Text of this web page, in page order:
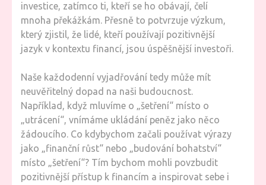
investice, zatímco ti, kteří se ho obávají, čelí
mnoha překážkám. Přesně to potvrzuje výzkum,
který zjistil, že lidé, kteří používají pozitivnější
jazyk v kontextu financí, jsou úspěšnější investoři.
Naše každodenní vyjadřování tedy může mít
neuvěřitelný dopad na naši budoucnost.
Například, když mluvíme o „šetření“ místo o
„utrácení“, vnímáme ukládání peněz jako něco
žádoucího. Co kdybychom začali používat výrazy
jako „finanční růst“ nebo „budování bohatství“
místo „šetření“? Tím bychom mohli povzbudit
pozitivnější přístup k financím a inspirovat sebe i